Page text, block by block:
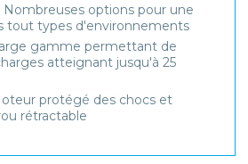
Nombreuses options pour une
tout types d'environnements
gamme permettant de
atteignant jusqu'à 25
protégé des chocs et
rétractable